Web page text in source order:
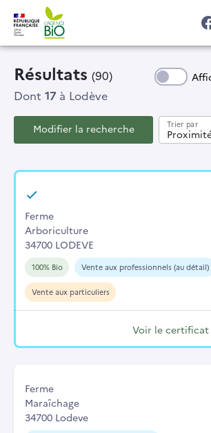
Résultats (90)
Dont 17 à Lodève
Modifier la recherche Trier par
Ferme
Arboriculture
34700 LODEVE
100% Bio Vente aux professionnels (au détail)
Vente aux particuliers
Voir le certificat
Ferme
Maraîchage
34700 Lodeve